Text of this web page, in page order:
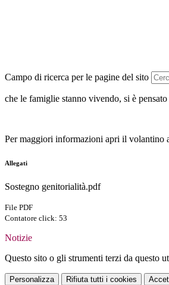
Campo di ricerca per le pagine del sito
che le famiglie stanno vivendo, si è
Per maggiori informazioni apri il volantino
Allegati
Sostegno genitorialità.pdf
File PDF
Contatore click: 53
Notizie
Questo sito o gli strumenti terzi da questo
Personalizza Rifiuta tutti i cookies